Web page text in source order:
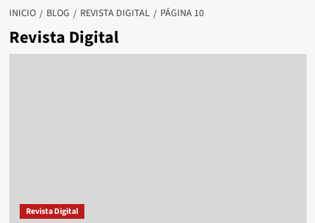
INICIO BLOG REVISTA DIGITAL PÁGINA 10
Revista Digital
Revista Digital